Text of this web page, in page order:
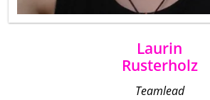
Laurin
Rusterholz
Teamlead